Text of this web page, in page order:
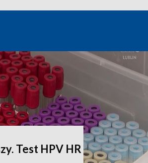
Test HPV HR